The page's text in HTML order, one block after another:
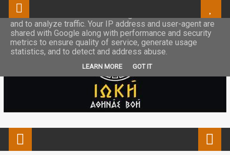
This site uses cookies from Google to deliver its services
and to analyze traffic. Your IP address and user-agent are
shared with Google along with performance and security
metrics to ensure quality of service, generate usage
statistics, and to detect and address abuse.
LEARN MORE GOT IT